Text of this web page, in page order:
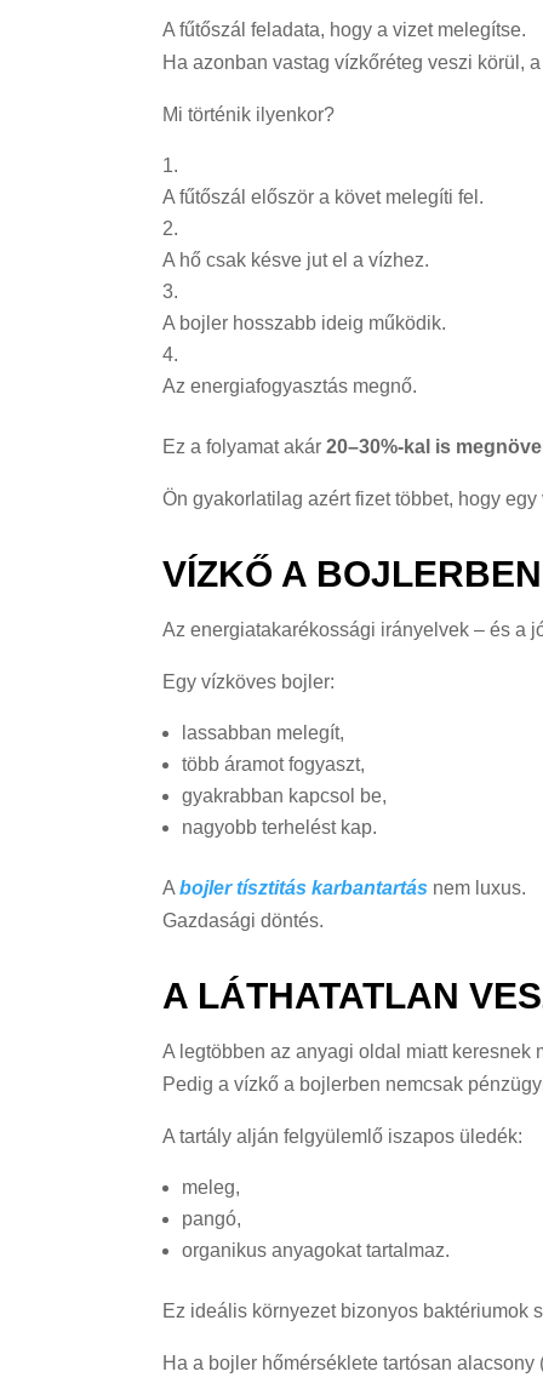
A fűtőszál feladata, hogy a vizet melegítse.
Ha azonban vastag vízkőréteg veszi körül,
Mi történik ilyenkor?
A fűtőszál először a követ melegíti fel.
A hő csak késve jut el a vízhez.
A bojler hosszabb ideig működik.
Az energiafogyasztás megnő.
Ez a folyamat akár20–30%-kal is
Ön gyakorlatilag azért fizet többet, hogy
VÍZKŐ A
Az energiatakarékossági irányelvek – és a
Egy vízköves bojler:
lassabban melegít,
több áramot fogyaszt,
gyakrabban kapcsol be,
nagyobb terhelést kap.
Abojler tísztitás karbantartás nem luxus.
Gazdasági döntés.
A LÁTHATATLAN
A legtöbben az anyagi oldal miatt keresnek
Pedig a vízkő a bojlerben nemcsak
A tartály alján felgyülemlő iszapos üledék:
meleg,
pangó,
organikus anyagokat tartalmaz.
Ez ideális környezet bizonyos baktériumok
Ha a bojler hőmérséklete tartósan